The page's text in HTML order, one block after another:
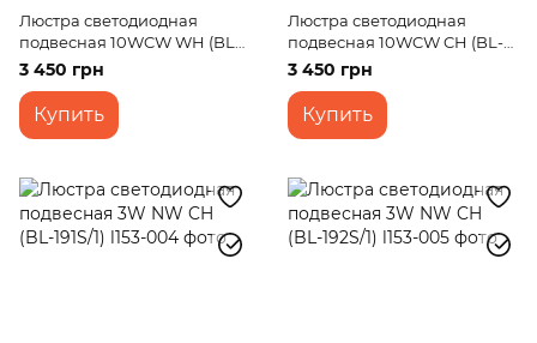
Люстра светодиодная
подвесная 10WCW WH (BL-
307S/1)
3 450 грн
Купить
Люстра светодиодная
подвесная 10WCW CH (BL-
307S/1)
3 450 грн
Купить